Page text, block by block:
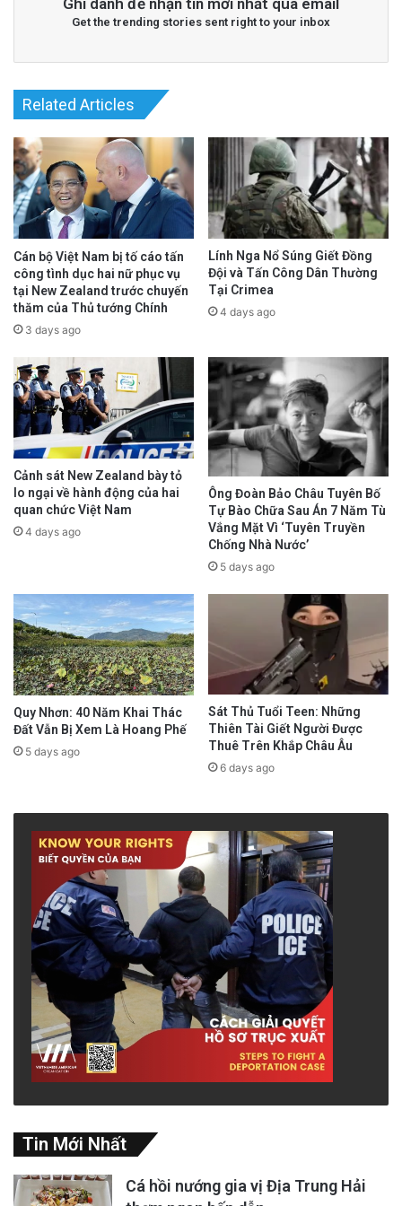
Ghi danh để nhận tin mới nhất qua email
Get the trending stories sent right to your inbox
Related Articles
Cán bộ Việt Nam bị tố cáo tấn
công tình dục hai nữ phục vụ
tại New Zealand trước chuyến
thăm của Thủ tướng Chính
3 days ago
Lính Nga Nổ Súng Giết Đồng
Đội và Tấn Công Dân Thường
Tại Crimea
4 days ago
Cảnh sát New Zealand bày tỏ
lo ngại về hành động của hai
quan chức Việt Nam
4 days ago
Ông Đoàn Bảo Châu Tuyên Bố
Tự Bào Chữa Sau Án 7 Năm Tù
Vắng Mặt Vì ‘Tuyên Truyền
Chống Nhà Nước’
5 days ago
Quy Nhơn: 40 Năm Khai Thác
Đất Vẫn Bị Xem Là Hoang Phế
5 days ago
Sát Thủ Tuổi Teen: Những
Thiên Tài Giết Người Được
Thuê Trên Khắp Châu Âu
6 days ago
Tin Mới Nhất
Cá hồi nướng gia vị Địa Trung Hải